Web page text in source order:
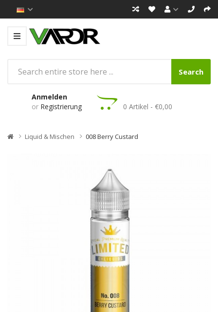
Search
Anmelden
or Registrierung 0 Artikel - €0,00
Liquid & Mischen 008 Berry Custard